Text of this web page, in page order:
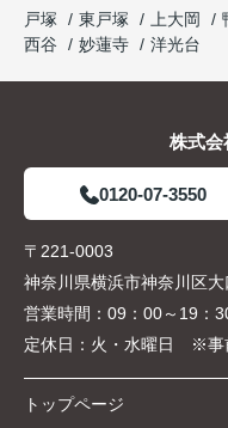
戸塚
東戸塚 上大岡
西谷
妙蓮寺 洋光台
株式会
0120-07-3550
〒221-0003
神奈川県横浜市神奈川区
営業時間： 09：00～19：
定休日： 火・水曜日 ※事
トップページ